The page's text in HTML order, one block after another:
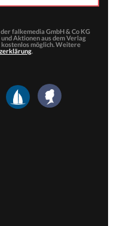
falkemedia GmbH & Co KG
Aktionen aus dem Verlag
möglich. Weitere
.